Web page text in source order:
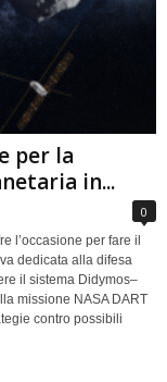
per la
in...
0
l’occasione per fare il
dedicata alla difesa
il sistema Didymos–
missione NASA DART
contro possibili